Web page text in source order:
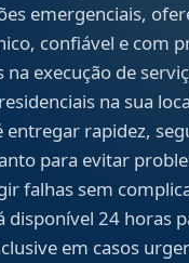
emergenciais,
confiável e com
na execução de
na sua
entregar rapidez,
para evitar
falhas sem
disponível 24 horas
em casos